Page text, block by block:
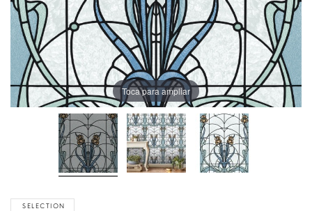
Toca para ampliar
SELECTION